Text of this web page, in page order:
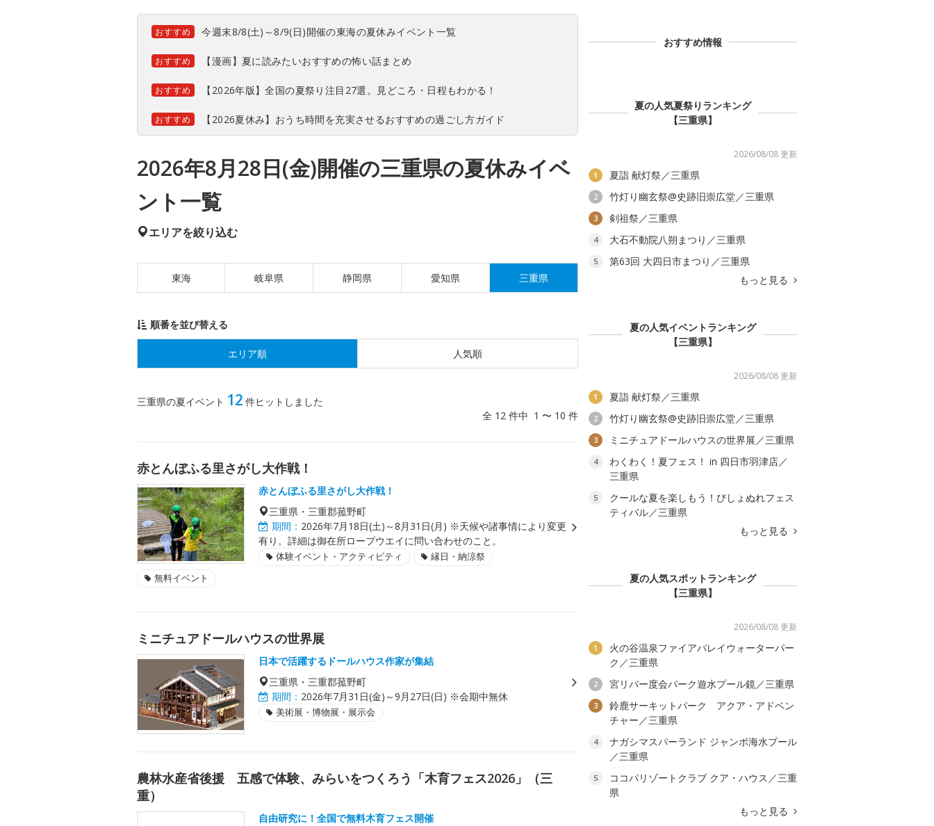
おすすめ 今週末8/8(土)～8/9(日)開催の東海の夏休みイベント一覧
おすすめ 【漫画】夏に読みたいおすすめの怖い話まとめ
おすすめ 【2026年版】全国の夏祭り注目27選。見どころ・日程もわかる！
おすすめ 【2026夏休み】おうち時間を充実させるおすすめの過ごし方ガイド
2026年8月28日(金)開催の三重県の夏休みイベ
ント一覧
エリアを絞り込む
東海 岐阜県 静岡県 愛知県 三重県
順番を並び替える
エリア順 人気順
三重県の夏イベント 12 件ヒットしました
全 12 件中 1 〜 10 件
赤とんぼふる里さがし大作戦！
赤とんぼふる里さがし大作戦！
三重県・三重郡菰野町
期間： 2026年7月18日(土)～8月31日(月) ※天候や諸事情により変更
有り。詳細は御在所ロープウエイに問い合わせのこと。
体験イベント・アクティビティ
縁日・納涼祭
無料イベント
ミニチュアドールハウスの世界展
日本で活躍するドールハウス作家が集結
三重県・三重郡菰野町
期間： 2026年7月31日(金)～9月27日(日) ※会期中無休
美術展・博物展・展示会
農林水産省後援 五感で体験、みらいをつくろう「木育フェス2026」（三
重）
自由研究に！全国で無料木育フェス開催
おすすめ情報
夏の人気夏祭りランキング
【三重県】
2026/08/08 更新
1 夏詣 献灯祭／三重県
2 竹灯り幽玄祭@史跡旧崇広堂／三重県
3 剣祖祭／三重県
4 大石不動院八朔まつり／三重県
5
第63回 大四日市まつり／三重県
もっと見る
夏の人気イベントランキング
【三重県】
2026/08/08 更新
1 夏詣 献灯祭／三重県
2 竹灯り幽玄祭@史跡旧崇広堂／三重県
3 ミニチュアドールハウスの世界展／三重県
4
わくわく！夏フェス！ in 四日市羽津店／
三重県
5
クールな夏を楽しもう！びしょぬれフェス
ティバル／三重県
もっと見る
夏の人気スポットランキング
【三重県】
2026/08/08 更新
1
火の谷温泉ファイアバレイウォーターパー
ク／三重県
2 宮リバー度会パーク遊水プール鏡／三重県
3
鈴鹿サーキットパーク アクア・アドベン
チャー／三重県
4
ナガシマスパーランド ジャンボ海水プール
／三重県
5
ココパリゾートクラブ クア・ハウス／三重
県
もっと見る